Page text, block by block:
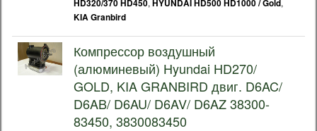
HD320/370 HD450, HYUNDAI HD500 HD1000 / Gold,
KIA Granbird
Компрессор воздушный
(алюминевый) Hyundai HD270/
GOLD, KIA GRANBIRD двиг. D6AC/
D6AB/ D6AU/ D6AV/ D6AZ 38300-
83450, 3830083450